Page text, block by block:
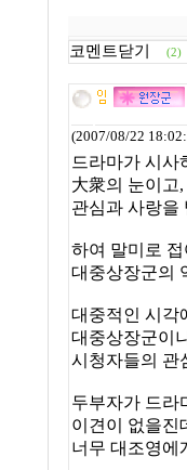
코멘트닫기 (2)
(2007/08/22
드라마가 시사
大衆의 눈이고
관심과 사랑을
하여 말미로
대중상장군의
대중적인 시각
대중상장군이
시청자들의 관
두부자가 드라
이견이 없을진
너무 대조영에